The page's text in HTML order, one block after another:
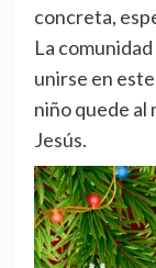
concreta,
La
unirse en
niño quede al
Jesús.